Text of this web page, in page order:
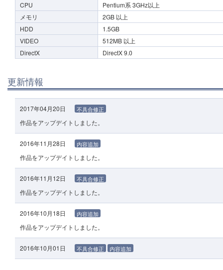
CPU
Pentium系 3GHz以上
メモリ
2GB 以上
HDD
1.5GB
VIDEO
512MB 以上
DirectX
DirectX 9.0
更新情報
2017年04月20日 不具合修正
作品をアップデイトしました。
2016年11月28日 内容追加
作品をアップデイトしました。
2016年11月12日 不具合修正
作品をアップデイトしました。
2016年10月18日 内容追加
作品をアップデイトしました。
2016年10月01日 不具合修正 内容追加